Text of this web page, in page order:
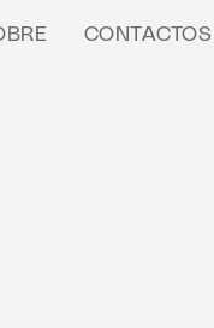
CONTACTOS